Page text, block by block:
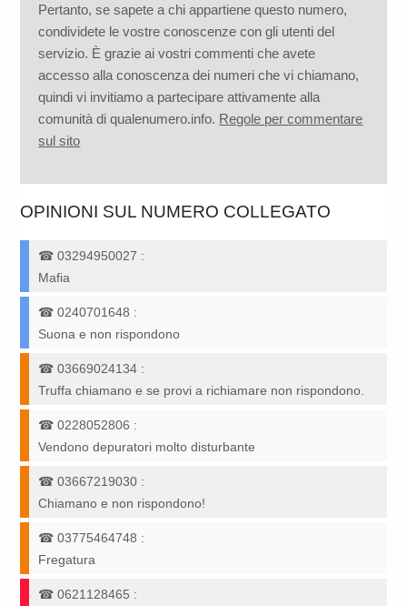
Pertanto, se sapete a chi appartiene questo numero,
condividete le vostre conoscenze con gli utenti del
servizio. È grazie ai vostri commenti che avete
accesso alla conoscenza dei numeri che vi chiamano,
quindi vi invitiamo a partecipare attivamente alla
comunità di qualenumero.info. Regole per commentare
sul sito
OPINIONI SUL NUMERO COLLEGATO
☎03294950027 :
Mafia
☎0240701648 :
Suona e non rispondono
☎03669024134 :
Truffa chiamano e se provi a richiamare non rispondono.
☎0228052806 :
Vendono depuratori molto disturbante
☎03667219030 :
Chiamano e non rispondono!
☎03775464748 :
Fregatura
☎0621128465 :